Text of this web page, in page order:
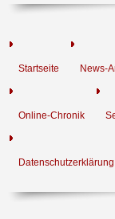
Startseite News-
Online-Chronik
Datenschutzerklärung